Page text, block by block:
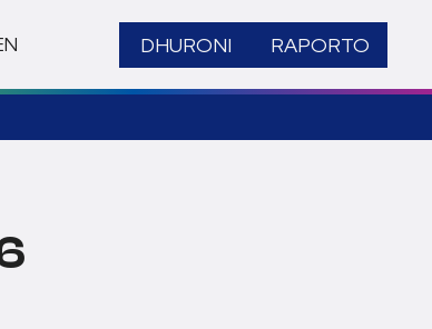
DHURONI RAPORTO